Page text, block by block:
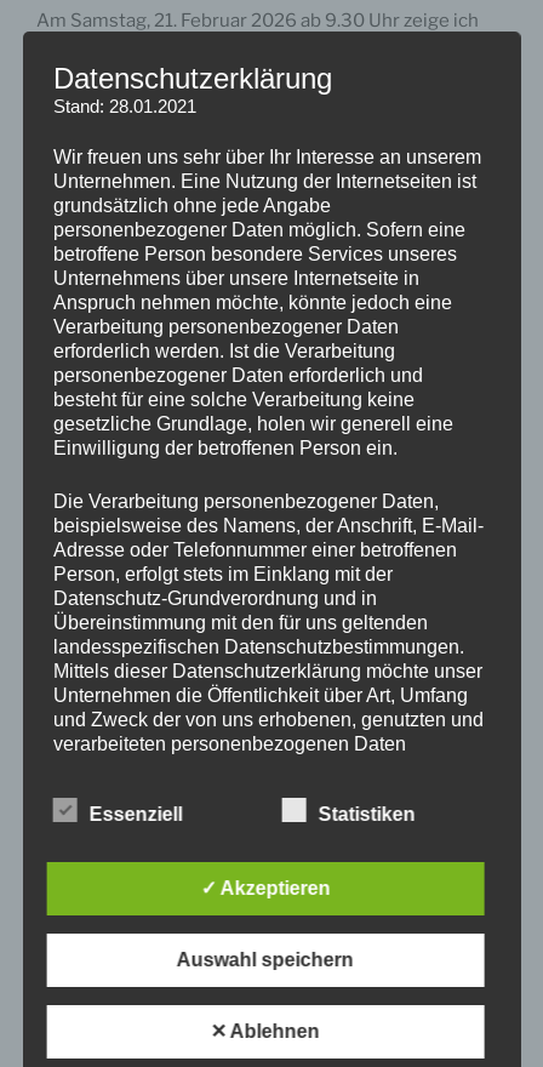
Am Samstag, 21. Februar 2026 ab 9.30 Uhr zeige ich
Batteriespeicher für Balkonkraftwerke funktionieren
kann.
Dabei werden die Themen Planung, Einbau, Betrieb,
Nachrüstung, Neuanlage,… verständlich behandelt und
anhand einer Musteranlage bei uns im Geschäft
gezeigt.
Dauer der Veranstaltung: ca. 1,5 Stunden
Ich bitte um eine kurze -unverbindliche- Anmeldung
unter pv@berchtenbreiter.info
Dies erleichtert mir die Planung der Veranstaltung.
Mit sonnigen Grüßen
Datenschutzerklärung
Stand: 28.01.2021
Wir freuen uns sehr über Ihr Interesse an unserem
Unternehmen. Eine Nutzung der Internetseiten ist
grundsätzlich ohne jede Angabe
personenbezogener Daten möglich. Sofern eine
betroffene Person besondere Services unseres
Unternehmens über unsere Internetseite in
Anspruch nehmen möchte, könnte jedoch eine
Verarbeitung personenbezogener Daten
erforderlich werden. Ist die Verarbeitung
personenbezogener Daten erforderlich und
besteht für eine solche Verarbeitung keine
gesetzliche Grundlage, holen wir generell eine
Einwilligung der betroffenen Person ein.
Die Verarbeitung personenbezogener Daten,
beispielsweise des Namens, der Anschrift, E-Mail-
Adresse oder Telefonnummer einer betroffenen
Person, erfolgt stets im Einklang mit der
Datenschutz-Grundverordnung und in
Übereinstimmung mit den für uns geltenden
landesspezifischen Datenschutzbestimmungen.
Mittels dieser Datenschutzerklärung möchte unser
Unternehmen die Öffentlichkeit über Art, Umfang
und Zweck der von uns erhobenen, genutzten und
verarbeiteten personenbezogenen Daten
zustehenden Rechte aufgeklärt.
zahlreiche technische und organisatorische
Maßnahmen umgesetzt, um einen möglichst
verarbeiteten personenbezogenen Daten
sicherzustellen. Dennoch können Internetbasierte
Sicherheitslücken aufweisen, sodass ein absoluter
Essenziell Statistiken
✓ Akzeptieren
Auswahl speichern
✕ Ablehnen